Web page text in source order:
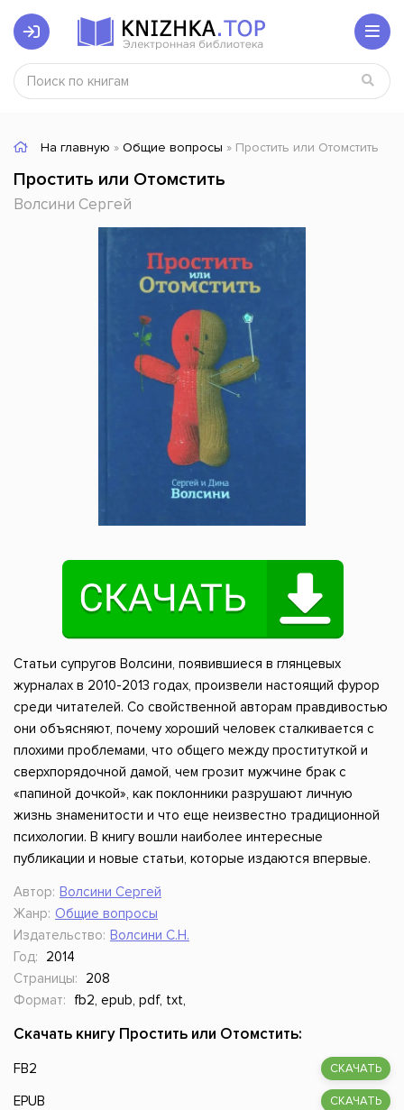
На главную » Общие вопросы » Простить или Отомстить
Простить или Отомстить
Волсини Сергей
Статьи супругов Волсини, появившиеся в глянцевых
журналах в 2010-2013 годах, произвели настоящий фурор
среди читателей. Со свойственной авторам правдивостью
они объясняют, почему хороший человек сталкивается с
плохими проблемами, что общего между проституткой и
сверхпорядочной дамой, чем грозит мужчине брак с
«папиной дочкой», как поклонники разрушают личную
жизнь знаменитости и что еще неизвестно традиционной
психологии. В книгу вошли наиболее интересные
публикации и новые статьи, которые издаются впервые.
Автор: Волсини Сергей
Жанр: Общие вопросы
Издательство: Волсини С.Н.
Год:
2014
Страницы:
208
Формат:
fb2, epub, pdf, txt,
Скачать книгу Простить или Отомстить:
FB2 СКАЧАТЬ
EPUB СКАЧАТЬ